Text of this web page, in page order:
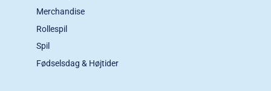
Merchandise
Rollespil
Spil
Fødselsdag & Højtider